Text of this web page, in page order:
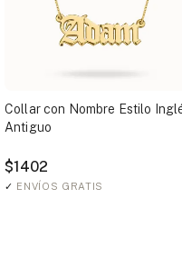
Collar con Nombre Estilo
Antiguo
$1402
✓ ENVÍOS GRATIS